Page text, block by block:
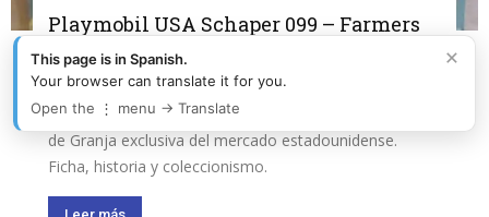
Playmobil USA Schaper 099 – Farmers
El Mundo Click - Playmobil
Playmobil USA Schaper 099 Farmers (1979): referencia
de Granja exclusiva del mercado estadounidense.
Ficha, historia y coleccionismo.
×
This page is in Spanish.
Your browser can translate it for you.
Open the ⋮ menu → Translate